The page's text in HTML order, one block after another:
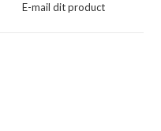
nieuw
E-mail dit product